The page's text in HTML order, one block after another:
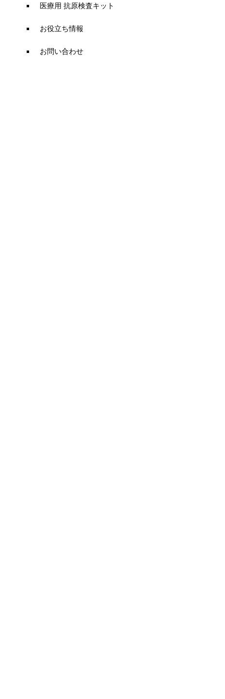
医療用 抗原検査キット
お役立ち情報
お問い合わせ